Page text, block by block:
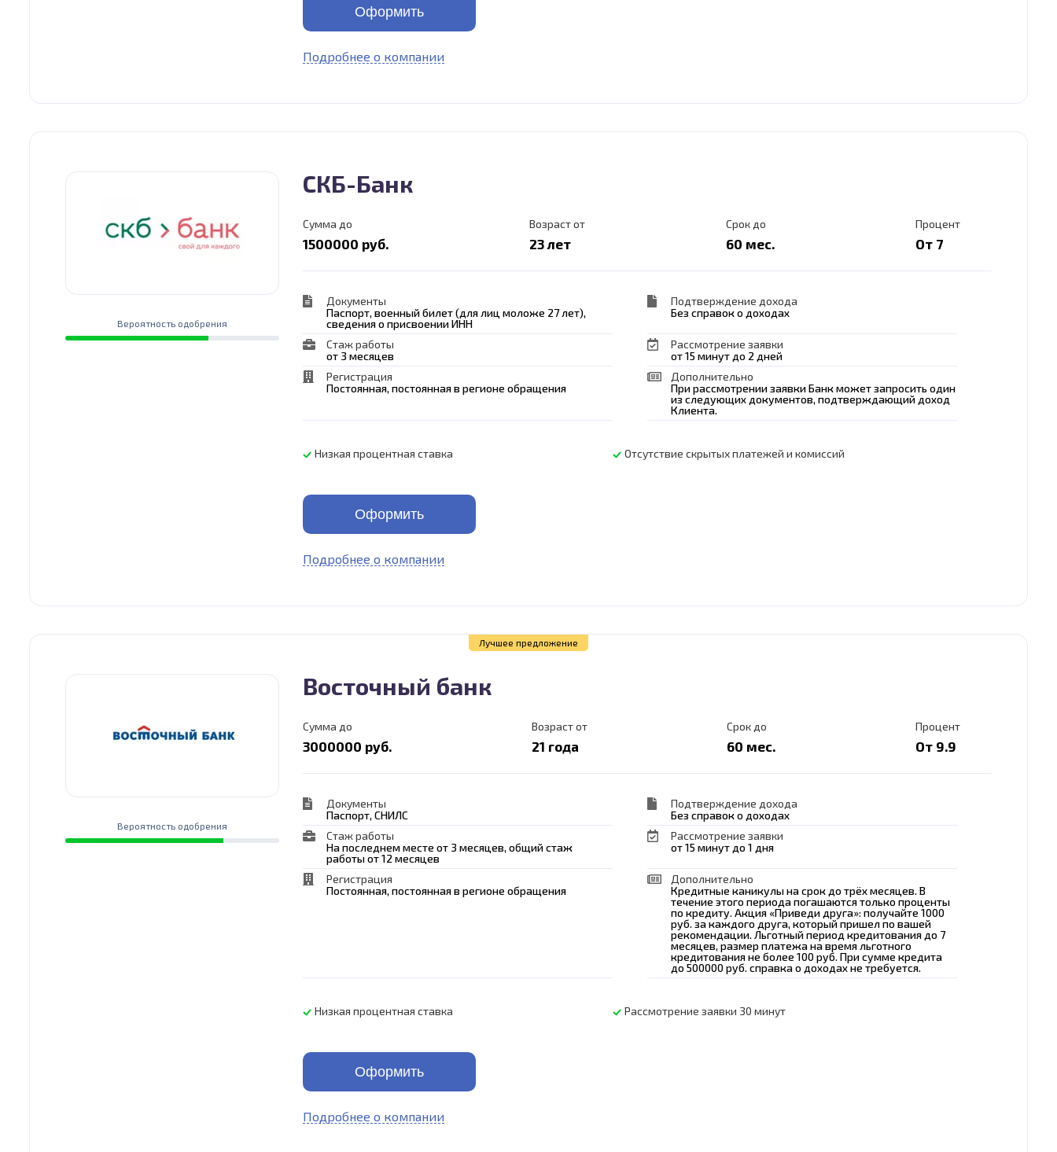
Оформить
Подробнее о компании
Вероятность одобрения
СКБ-Банк
Сумма до
1500000 руб.
Возраст от
23 лет
Срок до
60 мес.
Процент
От 7
Документы
Паспорт, военный билет (для лиц моложе 27 лет),
сведения о присвоении ИНН
Подтверждение дохода
Без справок о доходах
Стаж работы
от 3 месяцев
Рассмотрение заявки
от 15 минут до 2 дней
Регистрация
Постоянная, постоянная в регионе обращения
Дополнительно
При рассмотрении заявки Банк может запросить один
из следующих документов, подтверждающий доход
Клиента.
Низкая процентная ставка Отсутствие скрытых платежей и комиссий
Оформить
Подробнее о компании
Лучшее предложение
Вероятность одобрения
Восточный банк
Сумма до
3000000 руб.
Возраст от
21 года
Срок до
60 мес.
Процент
От 9.9
Документы
Паспорт, СНИЛС
Подтверждение дохода
Без справок о доходах
Стаж работы
На последнем месте от 3 месяцев, общий стаж
работы от 12 месяцев
Рассмотрение заявки
от 15 минут до 1 дня
Регистрация
Постоянная, постоянная в регионе обращения
Дополнительно
Кредитные каникулы на срок до трёх месяцев. В
течение этого периода погашаются только проценты
по кредиту. Акция «Приведи друга»: получайте 1000
руб. за каждого друга, который пришел по вашей
рекомендации. Льготный период кредитования до 7
месяцев, размер платежа на время льготного
кредитования не более 100 руб. При сумме кредита
до 500000 руб. справка о доходах не требуется.
Низкая процентная ставка Рассмотрение заявки 30 минут
Оформить
Подробнее о компании